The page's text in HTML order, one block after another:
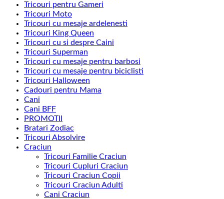
Tricouri pentru Gameri
Tricouri Moto
Tricouri cu mesaje ardelenesti
Tricouri King Queen
Tricouri cu si despre Caini
Tricouri Superman
Tricouri cu mesaje pentru barbosi
Tricouri cu mesaje pentru biciclisti
Tricouri Halloween
Cadouri pentru Mama
Cani
Cani BFF
PROMOTII
Bratari Zodiac
Tricouri Absolvire
Craciun
Tricouri Familie Craciun
Tricouri Cupluri Craciun
Tricouri Craciun Copii
Tricouri Craciun Adulti
Cani Craciun